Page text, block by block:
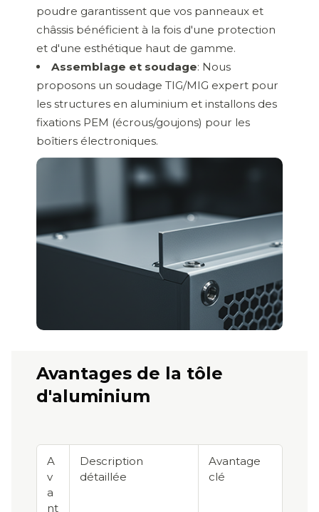
poudre garantissent que vos panneaux et
châssis bénéficient à la fois d'une protection
et d'une esthétique haut de gamme.
Assemblage et soudage: Nous
proposons un soudage TIG/MIG expert pour
les structures en aluminium et installons des
fixations PEM (écrous/goujons) pour les
boîtiers électroniques.
Avantages de la tôle
d'aluminium
A
v
a
nt
Description
détaillée
Avantage
clé